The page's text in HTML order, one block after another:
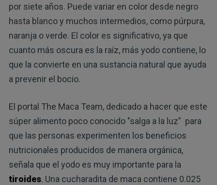
por siete años. Puede variar en color desde negro
hasta blanco y muchos intermedios, como púrpura,
naranja o verde. El color es significativo, ya que
cuanto más oscura es la raíz, más yodo contiene, lo
que la convierte en una sustancia natural que ayuda
a prevenir el bocio.
El portal The Maca Team, dedicado a hacer que este
súper alimento poco conocido "salga a la luz" para
que las personas experimenten los beneficios
nutricionales producidos de manera orgánica,
señala que el yodo es muy importante para la
tiroides. Una cucharadita de maca contiene 0.025